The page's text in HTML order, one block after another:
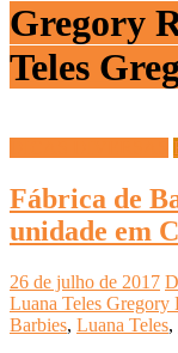
Gregory
Teles
Fábrica de
unidade em
26 de julho de 2017
Luana Teles Gregory
Barbies, Luana Teles,